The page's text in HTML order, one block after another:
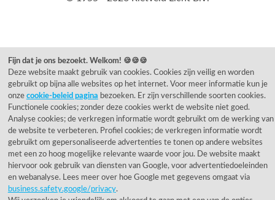
Fijn dat je ons bezoekt. Welkom! 🍪🍪🍪
Deze website maakt gebruik van cookies. Cookies zijn veilig en worden
gebruikt op bijna alle websites op het internet. Voor meer informatie kun je
onze cookie-beleid pagina bezoeken. Er zijn verschillende soorten cookies.
Functionele cookies; zonder deze cookies werkt de website niet goed.
Analyse cookies; de verkregen informatie wordt gebruikt om de werking van
de website te verbeteren. Profiel cookies; de verkregen informatie wordt
gebruikt om gepersonaliseerde advertenties te tonen op andere websites
met een zo hoog mogelijke relevante waarde voor jou. De website maakt
hiervoor ook gebruik van diensten van Google, voor advertentiedoeleinden
en webanalyse. Lees meer over hoe Google met gegevens omgaat via
business.safety.google/privacy.